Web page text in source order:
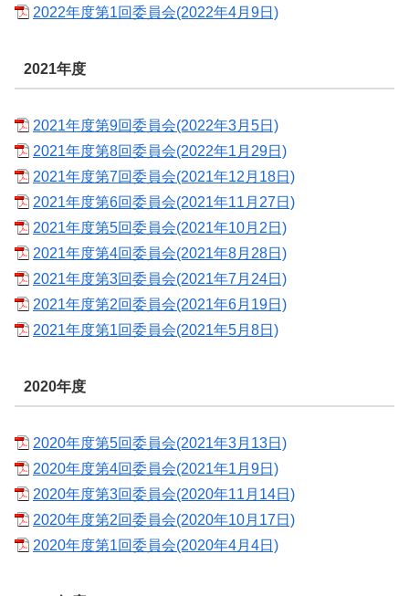
2022年度第1回委員会(2022年4月9日)
2021年度
2021年度第9回委員会(2022年3月5日)
2021年度第8回委員会(2022年1月29日)
2021年度第7回委員会(2021年12月18日)
2021年度第6回委員会(2021年11月27日)
2021年度第5回委員会(2021年10月2日)
2021年度第4回委員会(2021年8月28日)
2021年度第3回委員会(2021年7月24日)
2021年度第2回委員会(2021年6月19日)
2021年度第1回委員会(2021年5月8日)
2020年度
2020年度第5回委員会(2021年3月13日)
2020年度第4回委員会(2021年1月9日)
2020年度第3回委員会(2020年11月14日)
2020年度第2回委員会(2020年10月17日)
2020年度第1回委員会(2020年4月4日)